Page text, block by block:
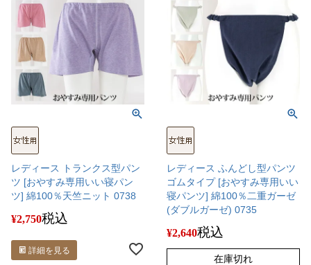
レディース トランクス型パン
ツ [おやすみ専用いい寝パン
ツ] 綿100％天竺ニット 0738
¥2,750税込
詳細を見る
レディース ふんどし型パンツ
ゴムタイプ [おやすみ専用いい
寝パンツ] 綿100％二重ガーゼ
(ダブルガーゼ) 0735
¥2,640税込
在庫切れ